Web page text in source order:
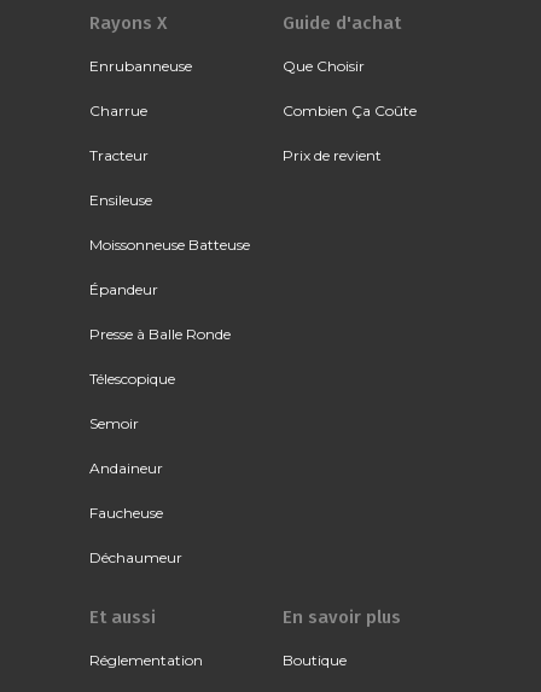
Rayons X
Enrubanneuse
Charrue
Tracteur
Ensileuse
Moissonneuse Batteuse
Épandeur
Presse à Balle Ronde
Télescopique
Semoir
Andaineur
Faucheuse
Déchaumeur
Guide d'achat
Que Choisir
Combien Ça Coûte
Prix de revient
Et aussi
Réglementation
En savoir plus
Boutique